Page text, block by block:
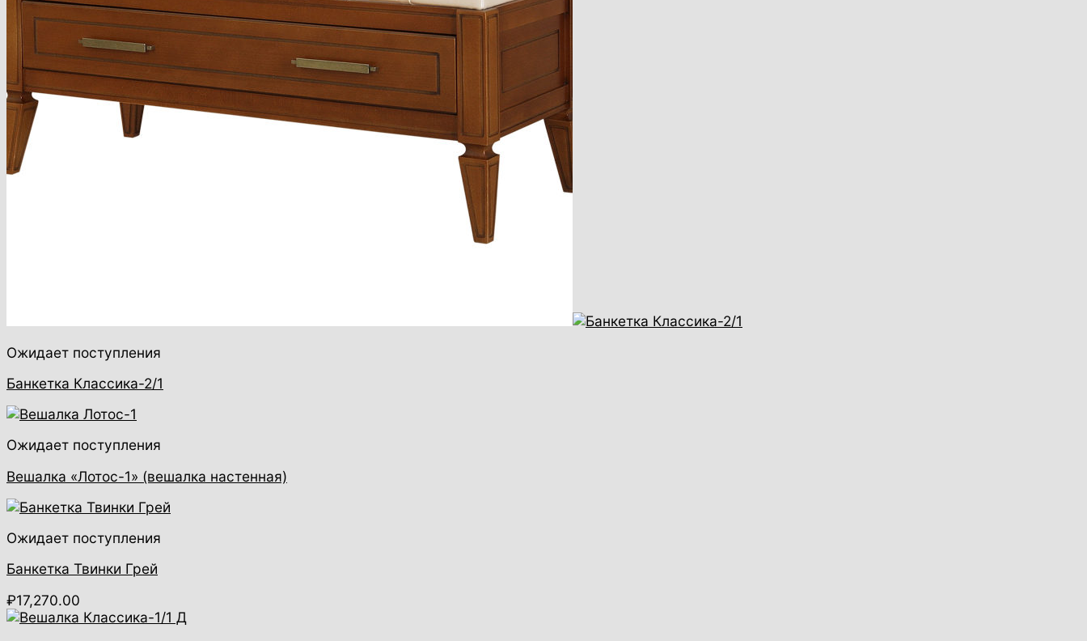
Ожидает поступления
Банкетка Классика-2/1
Ожидает поступления
Вешалка «Лотос-1» (вешалка настенная)
Ожидает поступления
Банкетка Твинки Грей
₽17,270.00